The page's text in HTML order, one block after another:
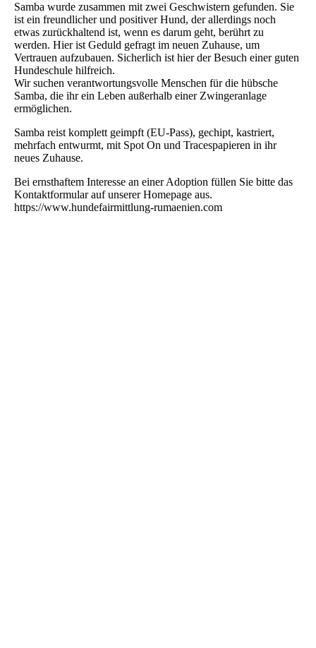
Samba wurde zusammen mit zwei Geschwistern gefunden. Sie
ist ein freundlicher und positiver Hund, der allerdings noch
etwas zurückhaltend ist, wenn es darum geht, berührt zu
werden. Hier ist Geduld gefragt im neuen Zuhause, um
Vertrauen aufzubauen. Sicherlich ist hier der Besuch einer guten
Hundeschule hilfreich.
Wir suchen verantwortungsvolle Menschen für die hübsche
Samba, die ihr ein Leben außerhalb einer Zwingeranlage
ermöglichen.
Samba reist komplett geimpft (EU-Pass), gechipt, kastriert,
mehrfach entwurmt, mit Spot On und Tracespapieren in ihr
neues Zuhause.
Bei ernsthaftem Interesse an einer Adoption füllen Sie bitte das
Kontaktformular auf unserer Homepage aus.
https://www.hundefairmittlung-rumaenien.com